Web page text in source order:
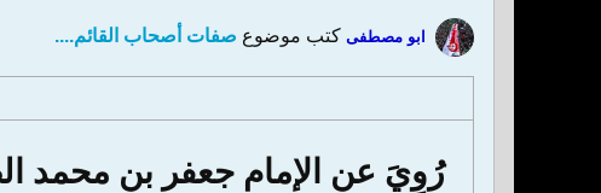
ابو مصطفی كتب موضوع صفات أصحاب القائم....
رُوِيَ عن الإمام جعفر بن محمد